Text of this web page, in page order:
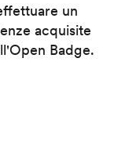
un
acquisite
Badge.